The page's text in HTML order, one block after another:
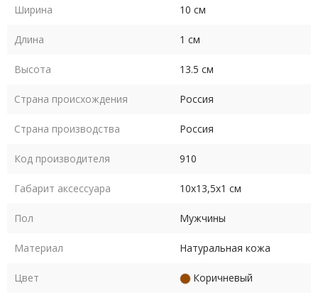
Ширина 10 см
Длина 1 см
Высота 13.5 см
Страна происхождения Россия
Страна производства Россия
Код производителя 910
Габарит аксессуара 10х13,5х1 см
Пол Мужчины
Материал Натуральная кожа
Цвет Коричневый